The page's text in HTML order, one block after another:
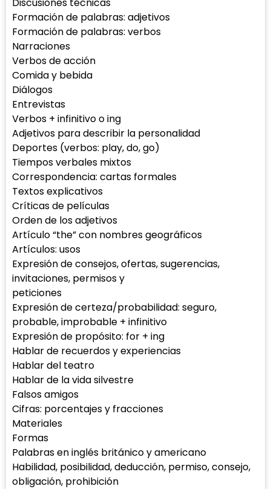
Discusiones técnicas
Formación de palabras: adjetivos
Formación de palabras: verbos
Narraciones
Verbos de acción
Comida y bebida
Diálogos
Entrevistas
Verbos + infinitivo o ing
Adjetivos para describir la personalidad
Deportes (verbos: play, do, go)
Tiempos verbales mixtos
Correspondencia: cartas formales
Textos explicativos
Críticas de películas
Orden de los adjetivos
Artículo “the” con nombres geográficos
Artículos: usos
Expresión de consejos, ofertas, sugerencias,
invitaciones, permisos y
peticiones
Expresión de certeza/probabilidad: seguro,
probable, improbable + infinitivo
Expresión de propósito: for + ing
Hablar de recuerdos y experiencias
Hablar del teatro
Hablar de la vida silvestre
Falsos amigos
Cifras: porcentajes y fracciones
Materiales
Formas
Palabras en inglés británico y americano
Habilidad, posibilidad, deducción, permiso, consejo,
obligación, prohibición